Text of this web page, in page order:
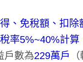
、免稅額、扣除
率5%~40%計
戶數為229萬戶